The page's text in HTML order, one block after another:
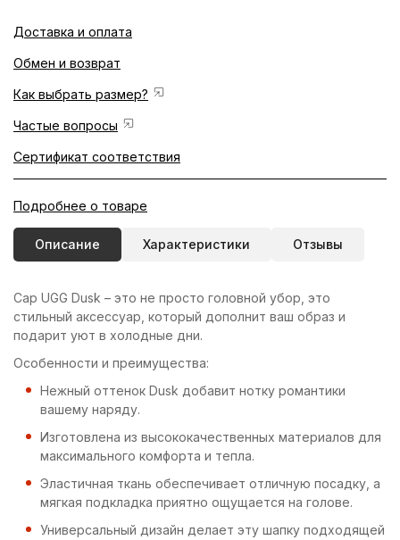
Доставка и оплата
Обмен и возврат
Как выбрать размер?
Частые вопросы
Сертификат соответствия
Подробнее о товаре
Описание Характеристики Отзывы
Cap UGG Dusk – это не просто головной убор, это
стильный аксессуар, который дополнит ваш образ и
подарит уют в холодные дни.
Особенности и преимущества:
Нежный оттенок Dusk добавит нотку романтики
вашему наряду.
Изготовлена из высококачественных материалов для
максимального комфорта и тепла.
Эластичная ткань обеспечивает отличную посадку, а
мягкая подкладка приятно ощущается на голове.
Универсальный дизайн делает эту шапку подходящей